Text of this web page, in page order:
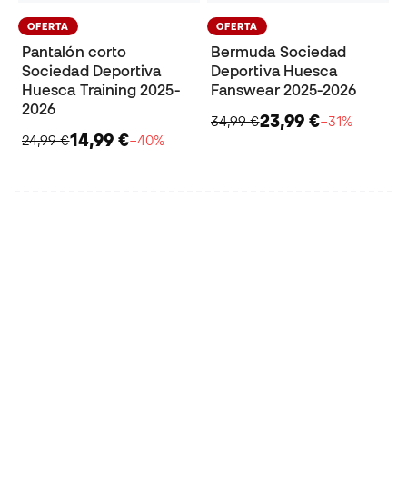
OFERTA
Pantalón corto
Sociedad Deportiva
Huesca Training 2025-
2026
24,99 €14,99 €−40%
OFERTA
Bermuda Sociedad
Deportiva Huesca
Fanswear 2025-2026
34,99 €23,99 €−31%